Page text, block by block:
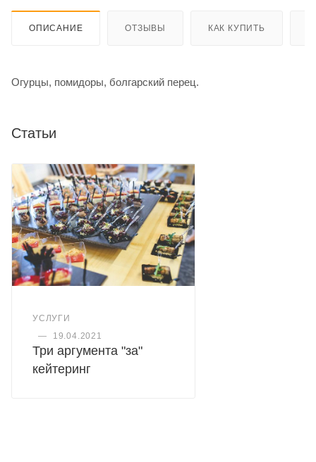
ОПИСАНИЕ ОТЗЫВЫ КАК КУПИТЬ
Огурцы, помидоры, болгарский перец.
Статьи
УСЛУГИ
—
19.04.2021
Три аргумента "за"
кейтеринг